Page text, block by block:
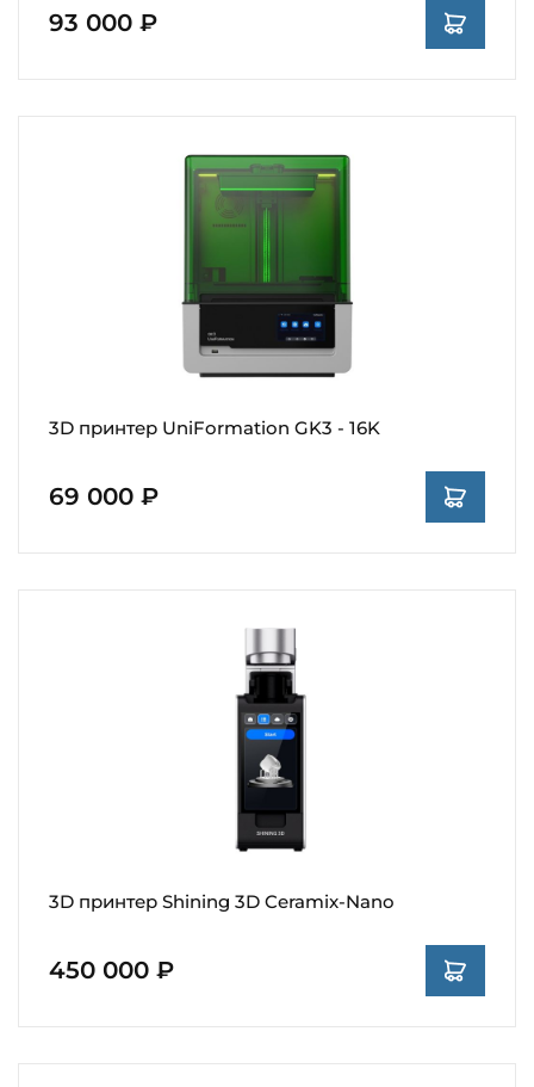
93 000 ₽
3D принтер UniFormation GK3 - 16K
69 000 ₽
3D принтер Shining 3D Ceramix-Nano
450 000 ₽